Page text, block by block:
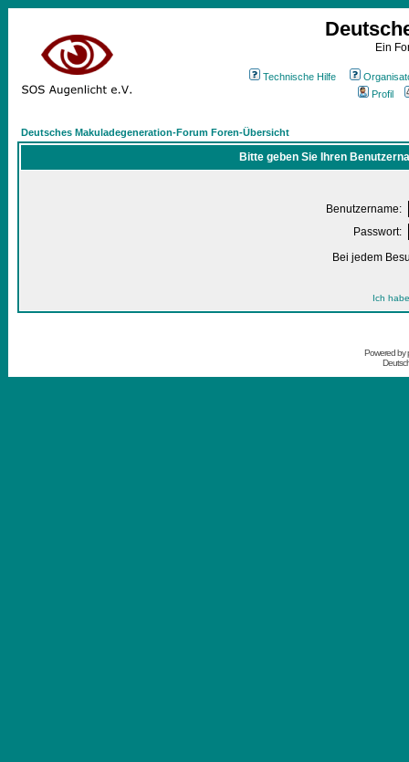
Ein
Technische Hilfe
Profil
Deutsches Makuladegeneration-Forum Foren-Übersicht
Bitte geben Sie Ihren
Benutzername:
Passwort:
Bei jedem
Ich
Powered by